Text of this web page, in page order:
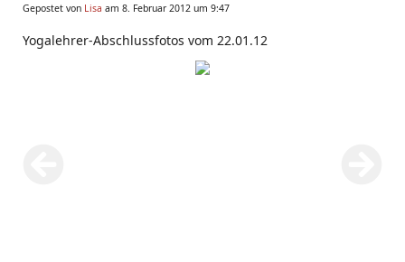
Gepostet von Lisa am 8. Februar 2012 um 9:47
Yogalehrer-Abschlussfotos vom 22.01.12